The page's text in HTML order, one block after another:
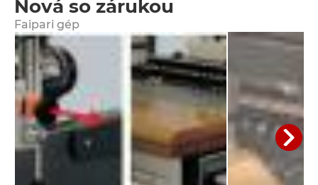
Nová so zárukou
Faipari gép